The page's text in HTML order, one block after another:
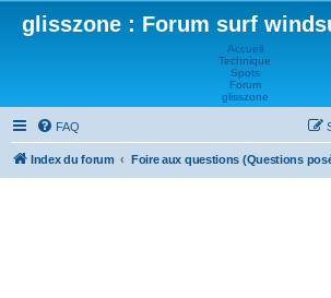
glisszone : Forum surf
Accueil
Technique
Spots
Forum
glisszone
FAQ
Index du forum Foire aux questions (Questions